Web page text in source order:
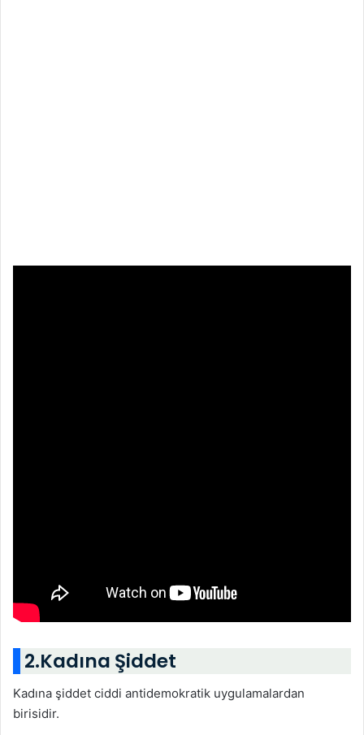
2.Kadına Şiddet
Kadına şiddet ciddi antidemokratik uygulamalardan
birisidir.